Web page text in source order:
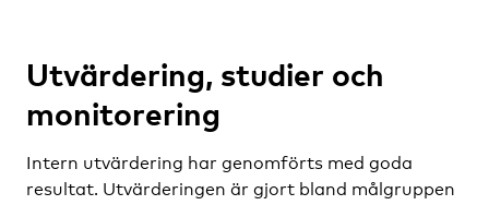
Utvärdering, studier och
monitorering
Intern utvärdering har genomförts med goda
resultat. Utvärderingen är gjort bland målgruppen